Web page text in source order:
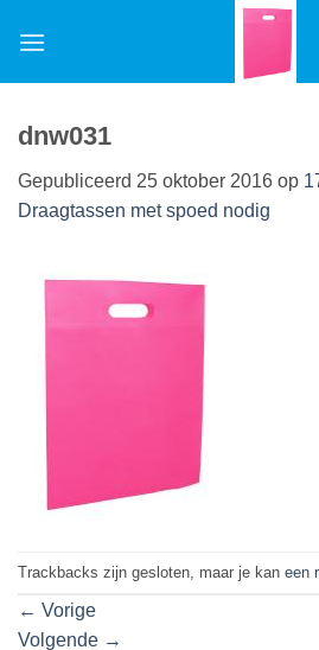
naar
dnw031
Gepubliceerd 25 oktober 2016 op
Draagtassen met spoed nodig
Trackbacks zijn gesloten, maar je kan een
← Vorige
Volgende →